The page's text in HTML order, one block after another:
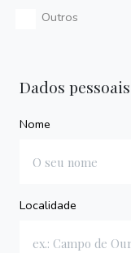
Outros
Dados pessoais
Nome
Localidade